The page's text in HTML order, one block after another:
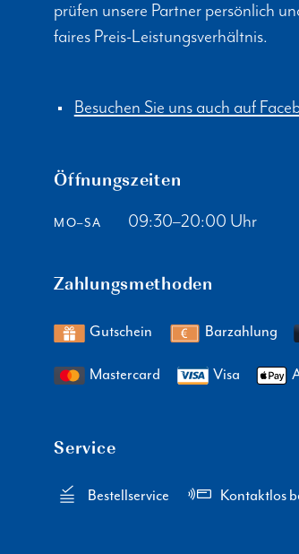
prüfen unsere Partner persönlich
faires Preis-Leistungsverhältnis.
Besuchen Sie uns auch auf
Öffnungszeiten
MO–SA 09:30–20:00 Uhr
Zahlungsmethoden
Gutschein Barzahlung
Mastercard Visa
Service
Bestellservice Kontaktlos